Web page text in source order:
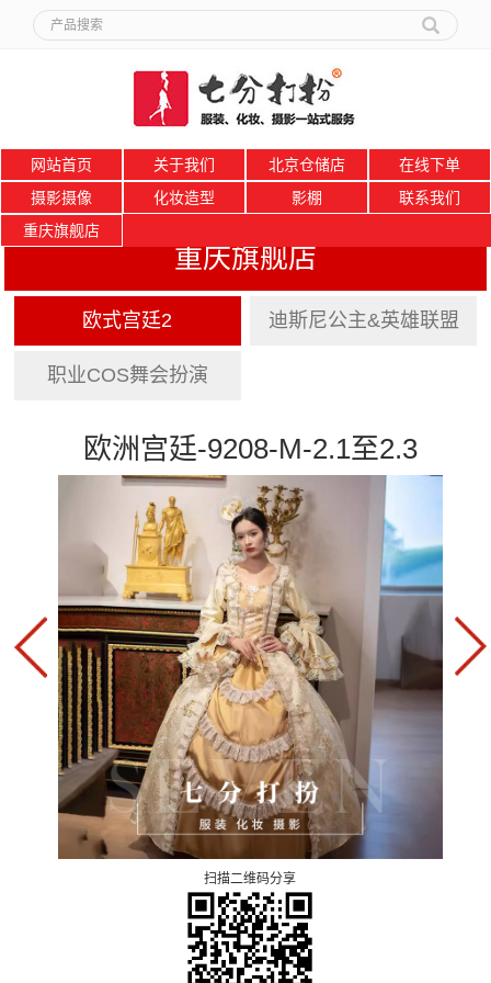
网站首页 关于我们 北京仓储店
在线下单
摄影摄像
化妆造型 影棚
联系我们
重庆旗舰店
重庆旗舰店
欧式宫廷2 迪斯尼公主&英雄联盟
职业COS舞会扮演
欧洲宫廷-9208-M-2.1至2.3
扫描二维码分享